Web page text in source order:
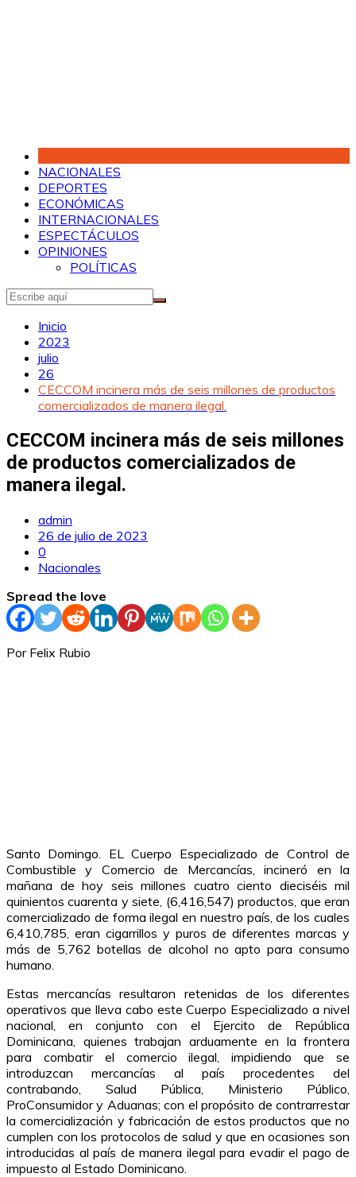
NACIONALES
DEPORTES
ECONÓMICAS
INTERNACIONALES
ESPECTÁCULOS
OPINIONES
POLÍTICAS
Inicio
2023
julio
26
CECCOM incinera más de seis millones de productos
comercializados de manera ilegal.
CECCOM incinera más de seis millones
de productos comercializados de
manera ilegal.
admin
26 de julio de 2023
0
Nacionales
Spread the love
Por Felix Rubio
Santo Domingo. EL Cuerpo Especializado de Control de
Combustible y Comercio de Mercancías, incineró en la
mañana de hoy seis millones cuatro ciento dieciséis mil
quinientos cuarenta y siete, (6,416,547) productos, que eran
comercializado de forma ilegal en nuestro país, de los cuales
6,410,785, eran cigarrillos y puros de diferentes marcas y
más de 5,762 botellas de alcohol no apto para consumo
humano.
Estas mercancías resultaron retenidas de los diferentes
operativos que lleva cabo este Cuerpo Especializado a nivel
nacional, en conjunto con el Ejercito de República
Dominicana, quienes trabajan arduamente en la frontera
para combatir el comercio ilegal, impidiendo que se
introduzcan mercancías al país procedentes del
contrabando, Salud Pública, Ministerio Público,
ProConsumidor y Aduanas; con el propósito de contrarrestar
la comercialización y fabricación de estos productos que no
cumplen con los protocolos de salud y que en ocasiones son
introducidas al país de manera ilegal para evadir el pago de
impuesto al Estado Dominicano.